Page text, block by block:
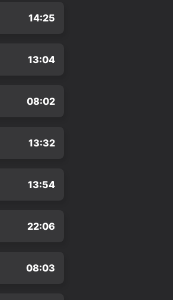
14:25
13:04
08:02
13:32
13:54
22:06
08:03